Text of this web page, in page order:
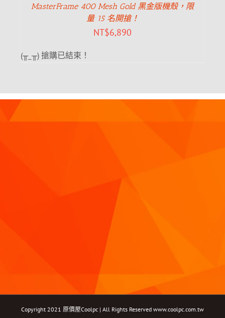
MasterFrame 400 Mesh Gold 黑金版機殼，限
量 15 名開搶！
NT$6,890
(╥_╥) 搶購已結束！
Copyright 2021 原價屋Coolpc | All Rights Reserved www.coolpc.com.tw